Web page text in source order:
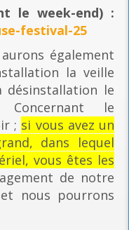
le week-end) :
festival-25
également
la veille
désinstallation le
Concernant le
; si vous avez un
dans lequel
vous êtes les
de notre
nous pourrons